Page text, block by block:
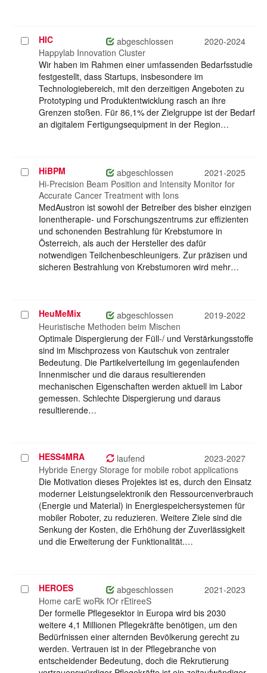
Projekt
auswählen
HIC abgeschlossen
2020-2024
Happylab Innovation Cluster
Wir haben im Rahmen einer umfassenden Bedarfsstudie
festgestellt, dass Startups, insbesondere im
Technologiebereich, mit den derzeitigen Angeboten zu
Prototyping und Produktentwicklung rasch an ihre
Grenzen stoßen. Für 86,1% der Zielgruppe ist der Bedarf
an digitalem Fertigungsequipment in der Region…
Projekt
auswählen
HiBPM abgeschlossen
2021-2025
Hi-Precision Beam Position and Intensity Monitor for
Accurate Cancer Treatment with Ions
MedAustron ist sowohl der Betreiber des bisher einzigen
Ionentherapie- und Forschungszentrums zur effizienten
und schonenden Bestrahlung für Krebstumore in
Österreich, als auch der Hersteller des dafür
notwendigen Teilchenbeschleunigers. Zur präzisen und
sicheren Bestrahlung von Krebstumoren wird mehr…
Projekt
auswählen
HeuMeMix abgeschlossen
2019-2022
Heuristische Methoden beim Mischen
Optimale Dispergierung der Füll-/ und Verstärkungsstoffe
sind im Mischprozess von Kautschuk von zentraler
Bedeutung. Die Partikelverteilung im gegenlaufenden
Innenmischer und die daraus resultierenden
mechanischen Eigenschaften werden aktuell im Labor
gemessen. Schlechte Dispergierung und daraus
resultierende…
Projekt
auswählen
HESS4MRA laufend
2023-2027
Hybride Energy Storage for mobile robot applications
Die Motivation dieses Projektes ist es, durch den Einsatz
moderner Leistungselektronik den Ressourcenverbrauch
(Energie und Material) in Energiespeichersystemen für
mobiler Roboter, zu reduzieren. Weitere Ziele sind die
Senkung der Kosten, die Erhöhung der Zuverlässigkeit
und die Erweiterung der Funktionalität.…
Projekt
auswählen
HEROES abgeschlossen
2021-2023
Home carE woRk fOr rEtireeS
Der formelle Pflegesektor in Europa wird bis 2030
weitere 4,1 Millionen Pflegekräfte benötigen, um den
Bedürfnissen einer alternden Bevölkerung gerecht zu
werden. Vertrauen ist in der Pflegebranche von
entscheidender Bedeutung, doch die Rekrutierung